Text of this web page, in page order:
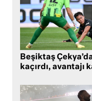
Beşiktaş
kaçırdı, avantajı